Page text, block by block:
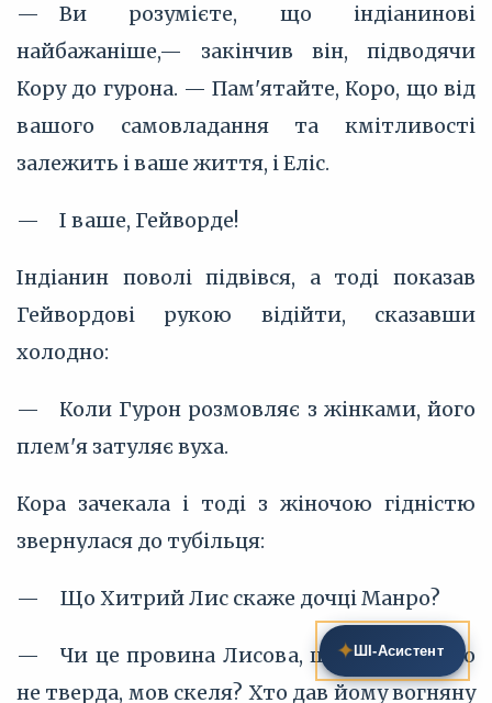
— Ви розумієте, що індіанинові
найбажаніше,— закінчив він, підводячи
Кору до гурона. — Пам'ятайте, Коро, що від
вашого самовладання та кмітливості
залежить і ваше життя, і Еліс.
— І ваше, Гейворде!
Індіанин поволі підвівся, а тоді показав
Гейвордові рукою відійти, сказавши
холодно:
— Коли Гурон розмовляє з жінками, його
плем'я затуляє вуха.
Кора зачекала і тоді з жіночою гідністю
звернулася до тубільця:
— Що Хитрий Лис скаже дочці Манро?
— Чи це провина Лисова, що голова його
не тверда, мов скеля? Хто дав йому вогняну
✦ ШІ‑Асистент